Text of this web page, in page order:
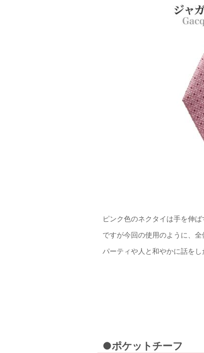
ピンク色のネクタイは手を伸
ですが今回の使用のように、
パーティや人と和やかに話をし
●ポケットチーフ